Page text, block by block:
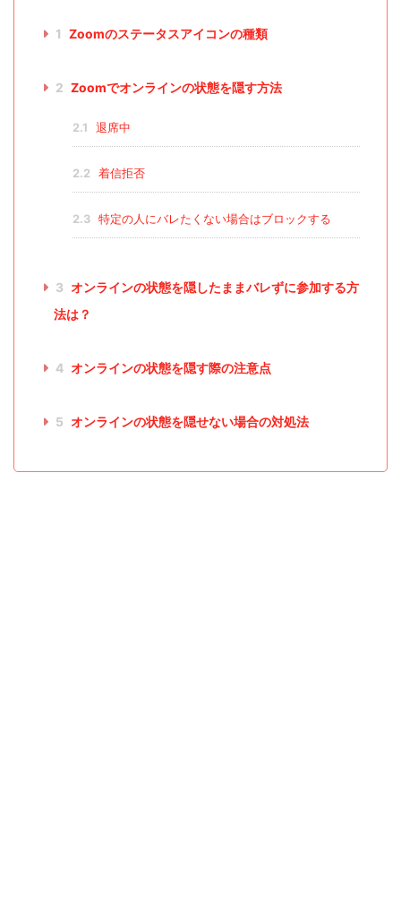
1 Zoomのステータスアイコンの種類
2 Zoomでオンラインの状態を隠す方法
2.1 退席中
2.2 着信拒否
2.3 特定の人にバレたくない場合はブロックする
3 オンラインの状態を隠したままバレずに参加する方
法は？
4 オンラインの状態を隠す際の注意点
5 オンラインの状態を隠せない場合の対処法